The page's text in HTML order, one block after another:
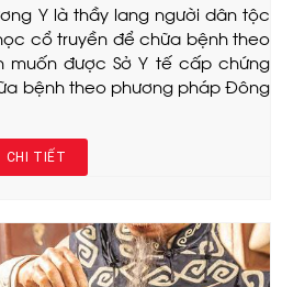
Y là thầy lang người dân tộc
cổ truyền để chữa bệnh theo
muốn được Sở Y tế cấp chứng
bệnh theo phương pháp Đông
CHI TIẾT